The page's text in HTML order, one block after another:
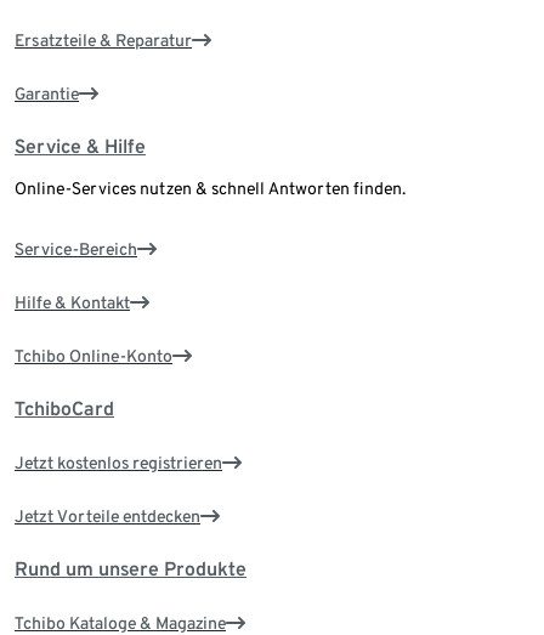
Ersatzteile & Reparatur
Garantie
Service & Hilfe
Online-Services nutzen & schnell Antworten finden.
Service-Bereich
Hilfe & Kontakt
Tchibo Online-Konto
TchiboCard
Jetzt kostenlos registrieren
Jetzt Vorteile entdecken
Rund um unsere Produkte
Tchibo Kataloge & Magazine